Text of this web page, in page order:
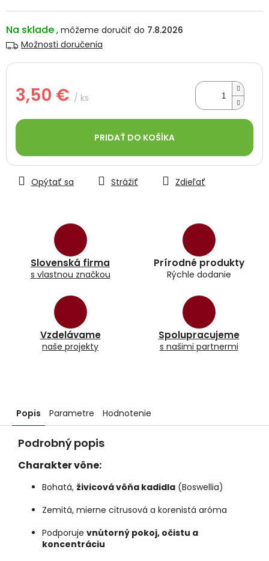
Na sklade
7.8.2026
Možnosti doručenia
3,50 € / ks
cena:
PRIDAŤ DO KOŠÍKA
Slovenská firma
s vlastnou značkou
Prírodné produkty
Rýchle dodanie
Vzdelávame
naše projekty
Spolupracujeme
s našimi partnermi
Opýtať sa Strážiť Zdieľať
Popis Parametre Hodnotenie
Podrobný popis
Charakter vône:
Bohatá, živicová vôňa kadidla (Boswellia)
Zemitá, mierne citrusová a korenistá aróma
Podporuje vnútorný pokoj, očistu a
koncentráciu